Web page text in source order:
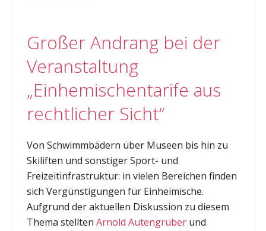
Großer Andrang bei der
Veranstaltung
„Einhemischentarife aus
rechtlicher Sicht“
Von Schwimmbädern über Museen bis hin zu
Skiliften und sonstiger Sport- und
Freizeitinfrastruktur: in vielen Bereichen finden
sich Vergünstigungen für Einheimische.
Aufgrund der aktuellen Diskussion zu diesem
Thema stellten Arnold Autengruberund